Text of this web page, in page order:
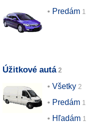
Predám
Úžitkové autá
Všetky
Predám
Hľadám